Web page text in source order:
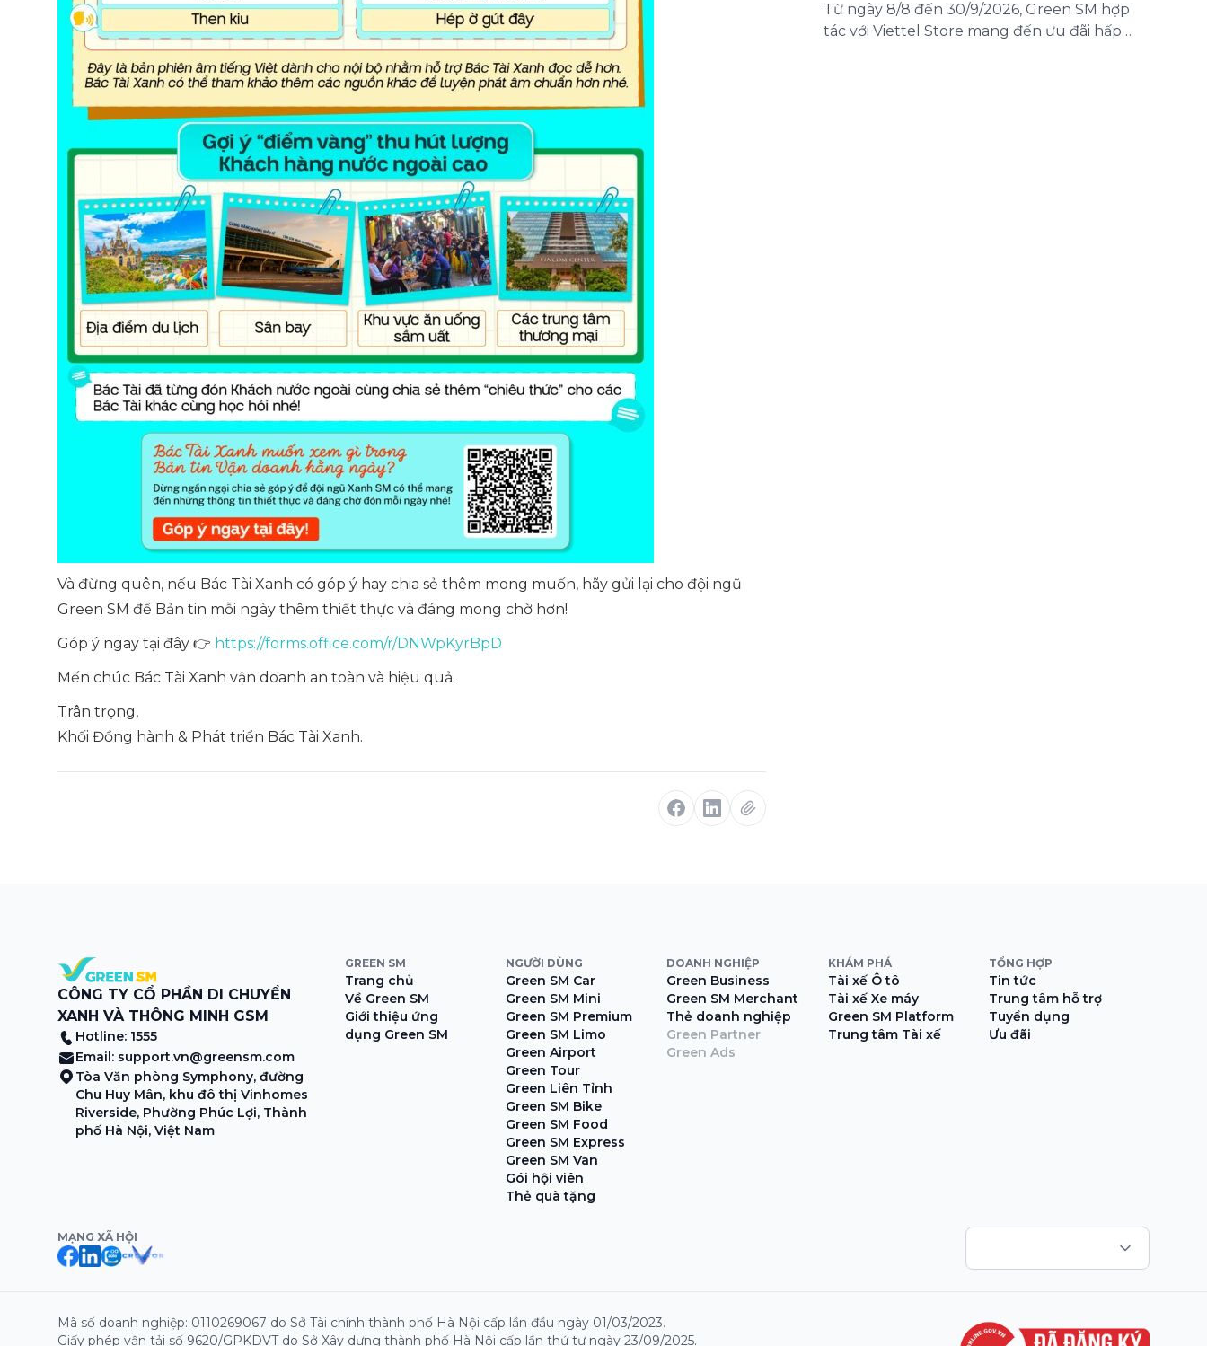
Và đừng quên, nếu Bác Tài Xanh có góp ý hay chia sẻ thêm mong muốn, hãy gửi lại cho đội ngũ
Green SM để Bản tin mỗi ngày thêm thiết thực và đáng mong chờ hơn!
Góp ý ngay tại đây 👉 https://forms.office.com/r/DNWpKyrBpD
Mến chúc Bác Tài Xanh vận doanh an toàn và hiệu quả.
Trân trọng,
Khối Đồng hành & Phát triển Bác Tài Xanh.
Ultra
Từ ngày 8/8 đến 30/9/2026, Green SM hợp
tác với Viettel Store mang đến ưu đãi hấp
CÔNG TY CỔ PHẦN DI CHUYỂN
XANH VÀ THÔNG MINH GSM
Hotline: 1555
Email: support.vn@greensm.com
Tòa Văn phòng Symphony, đường
Chu Huy Mân, khu đô thị Vinhomes
Riverside, Phường Phúc Lợi, Thành
phố Hà Nội, Việt Nam
GREEN SM
Trang chủ
Về Green SM
Giới thiệu ứng
dụng Green SM
NGƯỜI DÙNG
Green SM Car
Green SM Mini
Green SM Premium
Green SM Limo
Green Airport
Green Tour
Green Liên Tỉnh
Green SM Bike
Green SM Food
Green SM Express
Green SM Van
Gói hội viên
Thẻ quà tặng
DOANH NGHIỆP
Green Business
Green SM Merchant
Thẻ doanh nghiệp
Green Partner
Green Ads
KHÁM PHÁ
Tài xế Ô tô
Tài xế Xe máy
Green SM Platform
Trung tâm Tài xế
TỔNG HỢP
Tin tức
Trung tâm hỗ trợ
Tuyển dụng
Ưu đãi
MẠNG XÃ HỘI
Mã số doanh nghiệp: 0110269067 do Sở Tài chính thành phố Hà Nội cấp lần đầu ngày 01/03/2023.
Giấy phép vận tải số 9620/GPKDVT do Sở Xây dựng thành phố Hà Nội cấp lần thứ tư ngày 23/09/2025.